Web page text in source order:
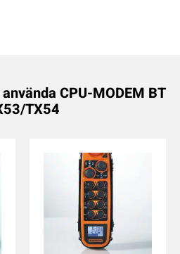
CPU-MODEM BT
TX54